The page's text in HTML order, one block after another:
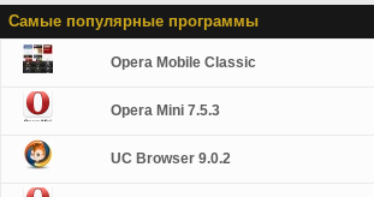
Самые популярные программы
Opera Mobile Classic
Opera Mini 7.5.3
UC Browser 9.0.2